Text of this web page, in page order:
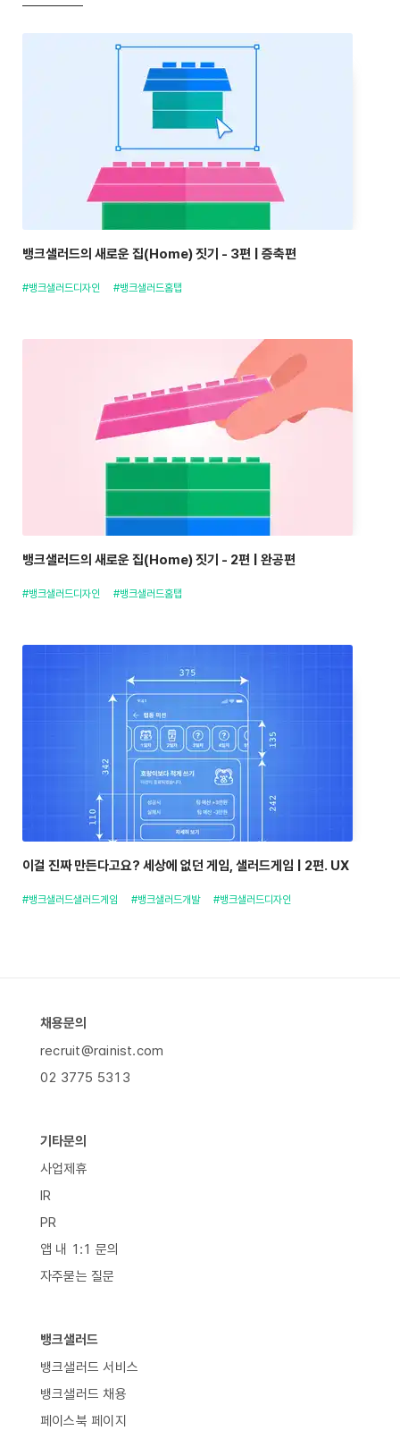
뱅크샐러드의 새로운 집(Home) 짓기 - 3편 | 증축편
#뱅크샐러드디자인 #뱅크샐러드홈탭
뱅크샐러드의 새로운 집(Home) 짓기 - 2편 | 완공편
#뱅크샐러드디자인 #뱅크샐러드홈탭
이걸 진짜 만든다고요? 세상에 없던 게임, 샐러드게임 | 2편. UX
#뱅크샐러드샐러드게임 #뱅크샐러드개발 #뱅크샐러드디자인
채용문의
recruit@rainist.com
02 3775 5313
기타문의
사업제휴
IR
PR
앱 내 1:1 문의
자주묻는 질문
뱅크샐러드
뱅크샐러드 서비스
뱅크샐러드 채용
페이스북 페이지